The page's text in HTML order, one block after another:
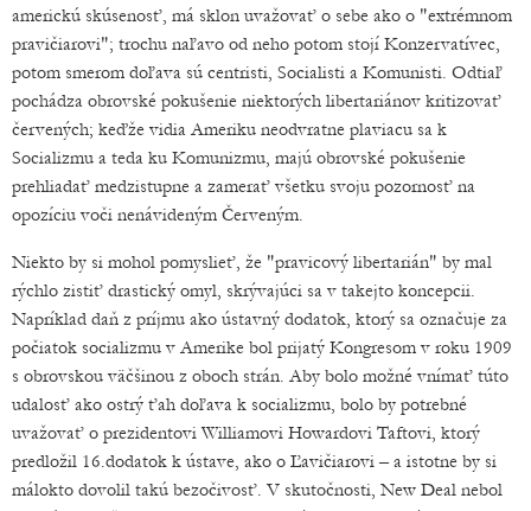
americkú skúsenosť, má sklon uvažovať o sebe ako o "extrémnom
pravičiarovi"; trochu naľavo od neho potom stojí Konzervatívec,
potom smerom doľava sú centristi, Socialisti a Komunisti. Odtiaľ
pochádza obrovské pokušenie niektorých libertariánov kritizovať
červených; keďže vidia Ameriku neodvratne plaviacu sa k
Socializmu a teda ku Komunizmu, majú obrovské pokušenie
prehliadať medzistupne a zamerať všetku svoju pozornosť na
opozíciu voči nenávideným Červeným.
Niekto by si mohol pomyslieť, že "pravicový libertarián" by mal
rýchlo zistiť drastický omyl, skrývajúci sa v takejto koncepcii.
Napríklad daň z príjmu ako ústavný dodatok, ktorý sa označuje za
počiatok socializmu v Amerike bol prijatý Kongresom v roku 1909
s obrovskou väčšinou z oboch strán. Aby bolo možné vnímať túto
udalosť ako ostrý ťah doľava k socializmu, bolo by potrebné
uvažovať o prezidentovi Williamovi Howardovi Taftovi, ktorý
predložil 16.dodatok k ústave, ako o Ľavičiarovi – a istotne by si
málokto dovolil takú bezočivosť. V skutočnosti, New Deal nebol